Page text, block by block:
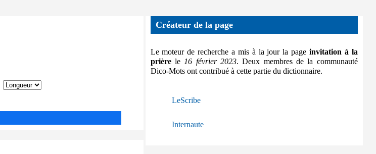
Créateur de la page
Le moteur de recherche a mis à la jour la page invitation à la
prièrele 16 février 2023. Deux membres de la communauté
Dico-Mots ont contribué à cette partie du dictionnaire.
LeScribe
Internaute